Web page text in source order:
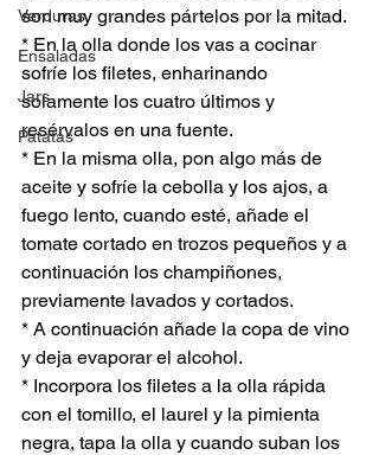
Verduras
Ensaladas
Jars
Patatas
son muy grandes pártelos por la mitad.
* En la olla donde los vas a cocinar
sofríe los filetes, enharinando
solamente los cuatro últimos y
resérvalos en una fuente.
* En la misma olla, pon algo más de
aceite y sofríe la cebolla y los ajos, a
fuego lento, cuando esté, añade el
tomate cortado en trozos pequeños y a
continuación los champiñones,
previamente lavados y cortados.
* A continuación añade la copa de vino
y deja evaporar el alcohol.
* Incorpora los filetes a la olla rápida
con el tomillo, el laurel y la pimienta
negra, tapa la olla y cuando suban los